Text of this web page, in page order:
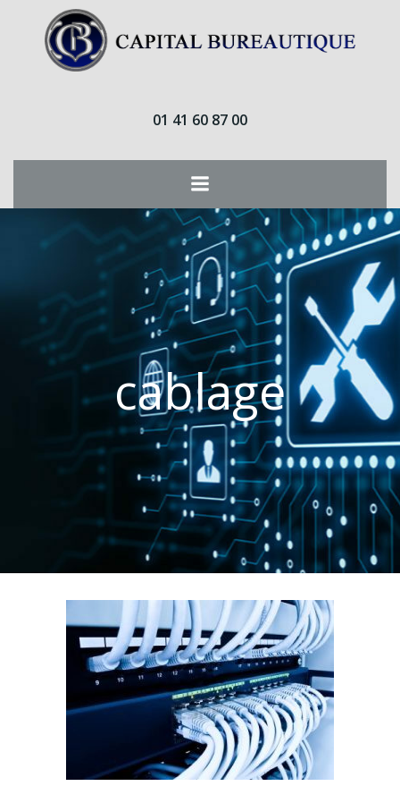
au
contenu
01 41 60 87 00
cablage